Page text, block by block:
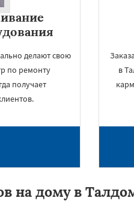
делают свою
по ремонту
получает
в
на дому в